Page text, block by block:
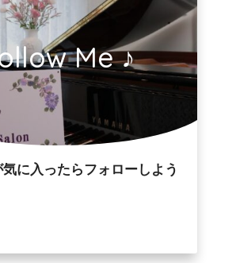
Me ♪
に入ったらフォローしよう